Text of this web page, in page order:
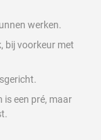
werken.
bij voorkeur met
is een pré, maar